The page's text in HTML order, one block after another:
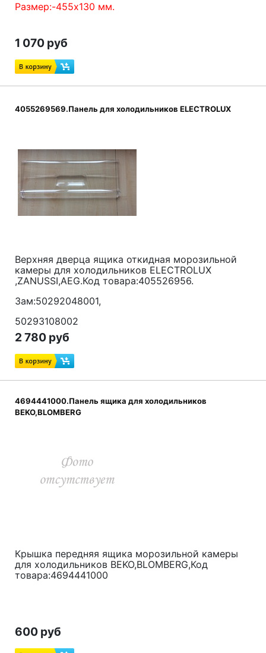
Размер:-455х130 мм.
1 070 руб
4055269569.Панель для холодильников ELECTROLUX
Верхняя дверца ящика откидная морозильной
камеры для холодильников ELECTROLUX
,ZANUSSI,AEG.Код товара:405526956.
Зам:50292048001,
50293108002
размер-470*180мм
2 780 руб
4694441000.Панель ящика для холодильников
BEKO,BLOMBERG
Крышка передняя ящика морозильной камеры
для холодильников BEKO,BLOMBERG,Код
товара:4694441000
600 руб